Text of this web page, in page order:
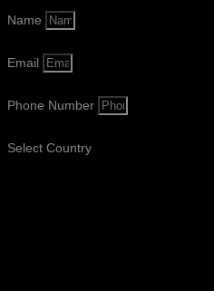
Name
Email
Phone Number
Select Country